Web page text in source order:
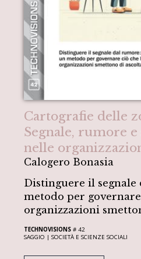
Cartografie delle
Segnale, rumore
nelle
Calogero Bonasia
Distinguere il
metodo per
organizzazioni
TECHNOVISIONS # 42
SAGGIO |SOCIETÀ E SCIENZE SOCIALI